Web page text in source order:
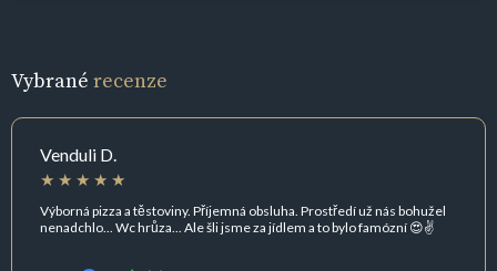
Vybrané recenze
Venduli D.
Výborná pizza a těstoviny. Příjemná obsluha. Prostředí už nás bohužel
nenadchlo... Wc hrůza... Ale šli jsme za jídlem a to bylo famózní 😍✌️